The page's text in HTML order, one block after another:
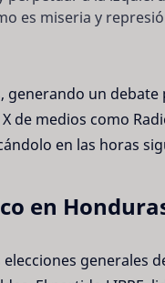
es miseria y
un
de medios como
en las horas
en
generales